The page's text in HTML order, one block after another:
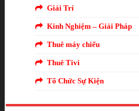
Giải Trí
Kinh Nghiệm – Giải Pháp
Thuê máy chiếu
Thuê Tivi
Tổ Chức Sự Kiện